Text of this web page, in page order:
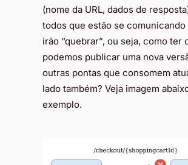
(nome da URL, dados de
todos que estão se
irão “quebrar”, ou seja, como ter
podemos publicar uma nova
outras pontas que consomem
lado também? Veja imagem
exemplo.